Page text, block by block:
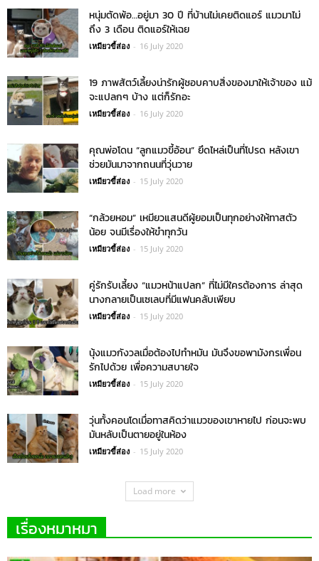
หนุ่มตัดพ้อ…อยู่มา 30 ปี ที่บ้านไม่เคยติดแอร์ แมวมาไม่
ถึง 3 เดือน ติดแอร์ให้เฉย
เหมียวขี้ส่อง - 16 July 2020
19 ภาพสัตว์เลี้ยงน่ารักผู้ชอบคาบสิ่งของมาให้เจ้าของ แม้
จะแปลกๆ บ้าง แต่ก็รักอะ
เหมียวขี้ส่อง - 16 July 2020
คุณพ่อโดน “ลูกแมวขี้อ้อน” ยึดไหล่เป็นที่โปรด หลังเขา
ช่วยมันมาจากถนนที่วุ่นวาย
เหมียวขี้ส่อง - 15 July 2020
“กล้วยหอม” เหมียวแสนดีผู้ยอมเป็นทุกอย่างให้ทาสตัว
น้อย จนมีเรื่องให้ขำทุกวัน
เหมียวขี้ส่อง - 15 July 2020
คู่รักรับเลี้ยง “แมวหน้าแปลก” ที่ไม่มีใครต้องการ ล่าสุด
นางกลายเป็นเซเลบที่มีแฟนคลับเพียบ
เหมียวขี้ส่อง - 15 July 2020
นุ้งแมวกังวลเมื่อต้องไปทำหมัน มันจึงขอพามังกรเพื่อน
รักไปด้วย เพื่อความสบายใจ
เหมียวขี้ส่อง - 15 July 2020
วุ่นทั้งคอนโดเมื่อทาสคิดว่าแมวของเขาหายไป ก่อนจะพบ
มันหลับเป็นตายอยู่ในห้อง
เหมียวขี้ส่อง - 15 July 2020
Load more
เรื่องหมาหมา